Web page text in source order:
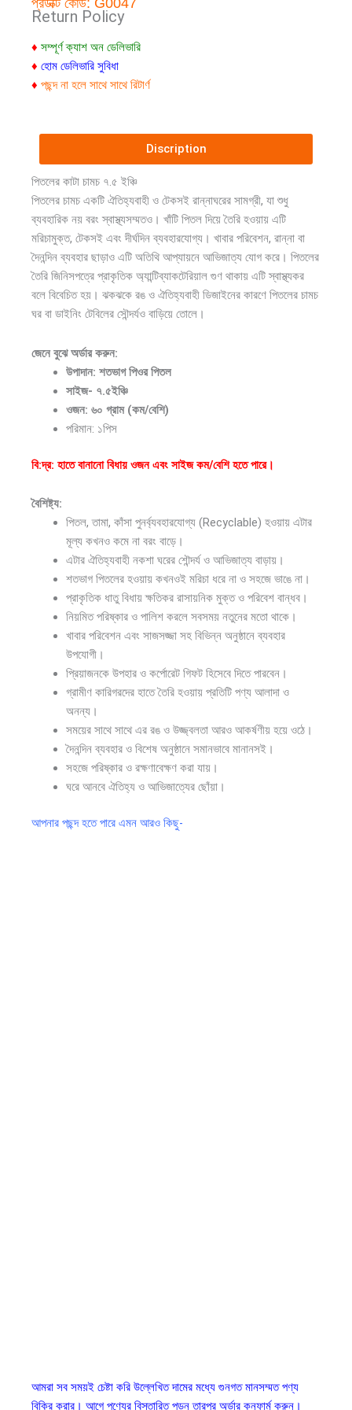
Return Policy
♦ সম্পূর্ণ ক্যাশ অন ডেলিভারি
♦ হোম ডেলিভারি সুবিধা
♦ পছন্দ না হলে সাথে সাথে রিটার্ণ
Discription
পিতলের কাটা চামচ ৭.৫ ইঞ্চি
পিতলের চামচ একটি ঐতিহ্যবাহী ও টেকসই রান্নাঘরের সামগ্রী, যা শুধু
ব্যবহারিক নয় বরং স্বাস্থ্যসম্মতও। খাঁটি পিতল দিয়ে তৈরি হওয়ায় এটি
মরিচামুক্ত, টেকসই এবং দীর্ঘদিন ব্যবহারযোগ্য। খাবার পরিবেশন, রান্না বা
দৈনন্দিন ব্যবহার ছাড়াও এটি অতিথি আপ্যায়নে আভিজাত্য যোগ করে। পিতলের
তৈরি জিনিসপত্রে প্রাকৃতিক অ্যান্টিব্যাকটেরিয়াল গুণ থাকায় এটি স্বাস্থ্যকর
বলে বিবেচিত হয়। ঝকঝকে রঙ ও ঐতিহ্যবাহী ডিজাইনের কারণে পিতলের চামচ
ঘর বা ডাইনিং টেবিলের সৌন্দর্যও বাড়িয়ে তোলে।
জেনে বুঝে অর্ডার করুন:
উপাদান: শতভাগ পিওর পিতল
সাইজ- ৭.৫ইঞ্চি
ওজন: ৬০ গ্রাম (কম/বেশি)
পরিমান: ১পিস
বি:দ্র: হাতে বানানো বিধায় ওজন এবং সাইজ কম/বেশি হতে পারে।
বৈশিষ্ট্য:
পিতল, তামা, কাঁসা পুনর্ব্যবহারযোগ্য (Recyclable) হওয়ায় এটার
মূল্য কখনও কমে না বরং বাড়ে।
এটার ঐতিহ্যবাহী নকশা ঘরের শৌন্দর্য ও আভিজাত্য বাড়ায়।
শতভাগ পিতলের হওয়ায় কখনওই মরিচা ধরে না ও সহজে ভাঙে না।
প্রাকৃতিক ধাতু বিধায় ক্ষতিকর রাসায়নিক মুক্ত ও পরিবেশ বান্ধব।
নিয়মিত পরিষ্কার ও পালিশ করলে সবসময় নতুনের মতো থাকে।
খাবার পরিবেশন এবং সাজসজ্জা সহ বিভিন্ন অনুষ্ঠানে ব্যবহার
উপযোগী।
প্রিয়াজনকে উপহার ও কর্পোরেট গিফট হিসেবে দিতে পারবেন।
গ্রামীণ কারিগরদের হাতে তৈরি হওয়ায় প্রতিটি পণ্য আলাদা ও
অনন্য।
সময়ের সাথে সাথে এর রঙ ও উজ্জ্বলতা আরও আকর্ষণীয় হয়ে ওঠে।
দৈনন্দিন ব্যবহার ও বিশেষ অনুষ্ঠানে সমানভাবে মানানসই।
সহজে পরিষ্কার ও রক্ষণাবেক্ষণ করা যায়।
ঘরে আনবে ঐতিহ্য ও আভিজাত্যের ছোঁয়া।
আপনার পছন্দ হতে পারে এমন আরও কিছু-
আমরা সব সময়ই চেষ্টা করি উল্লেখিত দামের মধ্যে গুনগত মানসম্মত পণ্য
বিক্রি করার। আগে পণ্যের বিস্তারিত পড়ুন তারপর অর্ডার কনফার্ম করুন।